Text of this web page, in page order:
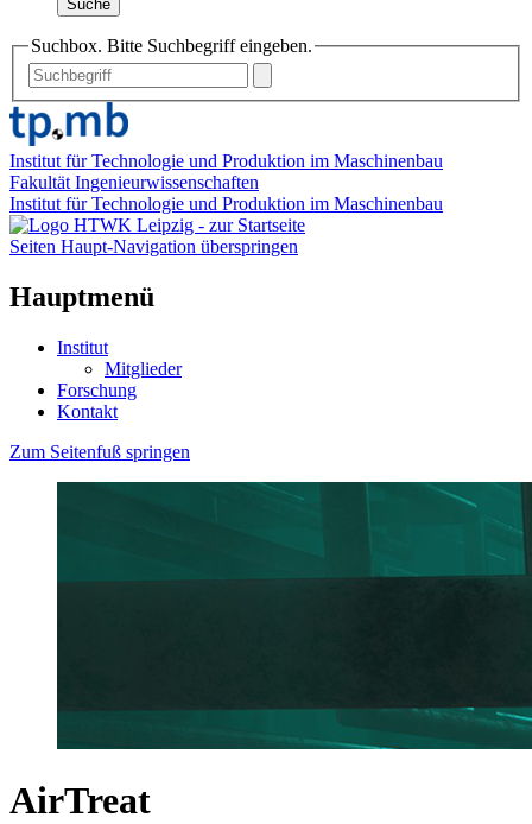
Suche
Suchbox. Bitte Suchbegriff eingeben.
Institut für Technologie und Produktion im Maschinenbau
Fakultät Ingenieurwissenschaften
Institut für Technologie und Produktion im Maschinenbau
Seiten Haupt-Navigation überspringen
Hauptmenü
Institut
Mitglieder
Forschung
Kontakt
Zum Seitenfuß springen
AirTreat